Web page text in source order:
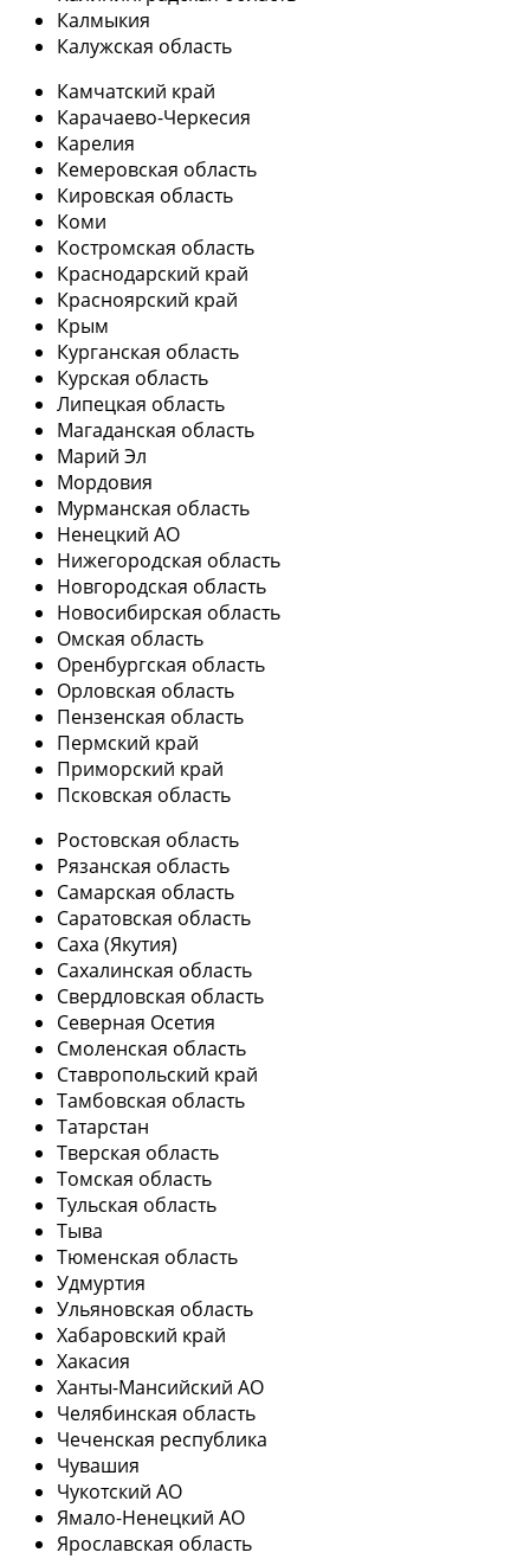
Калмыкия
Калужская область
Камчатский край
Карачаево-Черкесия
Карелия
Кемеровская область
Кировская область
Коми
Костромская область
Краснодарский край
Красноярский край
Крым
Курганская область
Курская область
Липецкая область
Магаданская область
Марий Эл
Мордовия
Мурманская область
Ненецкий АО
Нижегородская область
Новгородская область
Новосибирская область
Омская область
Оренбургская область
Орловская область
Пензенская область
Пермский край
Приморский край
Псковская область
Ростовская область
Рязанская область
Самарская область
Саратовская область
Саха (Якутия)
Сахалинская область
Свердловская область
Северная Осетия
Смоленская область
Ставропольский край
Тамбовская область
Татарстан
Тверская область
Томская область
Тульская область
Тыва
Тюменская область
Удмуртия
Ульяновская область
Хабаровский край
Хакасия
Ханты-Мансийский АО
Челябинская область
Чеченская республика
Чувашия
Чукотский АО
Ямало-Ненецкий АО
Ярославская область